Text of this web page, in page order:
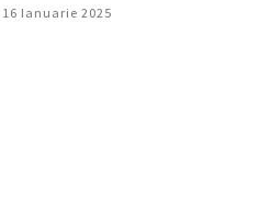
16 Ianuarie 2025